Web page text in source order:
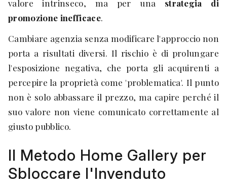
valore intrinseco, ma per una strategia di
promozione inefficace.
Cambiare agenzia senza modificare l'approccio non
porta a risultati diversi. Il rischio è di prolungare
l'esposizione negativa, che porta gli acquirenti a
percepire la proprietà come 'problematica'. Il punto
non è solo abbassare il prezzo, ma capire perché il
suo valore non viene comunicato correttamente al
giusto pubblico.
Il Metodo Home Gallery per
Sbloccare l'Invenduto